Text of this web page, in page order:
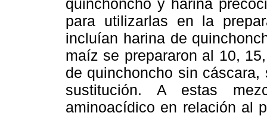
quinchoncho y harina
para utilizarlas en la
incluían harina de
maíz se prepararon al 10,
de quinchoncho sin
sustitución. A estas
aminoacídico en relación al